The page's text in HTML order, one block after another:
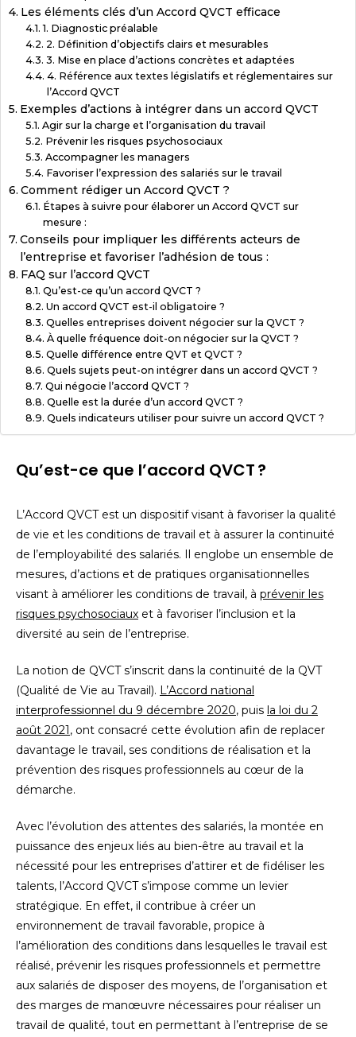
Les éléments clés d’un Accord QVCT efficace
1. Diagnostic préalable
2. Définition d’objectifs clairs et mesurables
3. Mise en place d’actions concrètes et adaptées
4. Référence aux textes législatifs et réglementaires sur
l’Accord QVCT
Exemples d’actions à intégrer dans un accord QVCT
Agir sur la charge et l’organisation du travail
Prévenir les risques psychosociaux
Accompagner les managers
Favoriser l’expression des salariés sur le travail
Comment rédiger un Accord QVCT ?
Étapes à suivre pour élaborer un Accord QVCT sur
mesure :
Conseils pour impliquer les différents acteurs de
l’entreprise et favoriser l’adhésion de tous :
FAQ sur l’accord QVCT
Qu’est-ce qu’un accord QVCT ?
Un accord QVCT est-il obligatoire ?
Quelles entreprises doivent négocier sur la QVCT ?
À quelle fréquence doit-on négocier sur la QVCT ?
Quelle différence entre QVT et QVCT ?
Quels sujets peut-on intégrer dans un accord QVCT ?
Qui négocie l’accord QVCT ?
Quelle est la durée d’un accord QVCT ?
Quels indicateurs utiliser pour suivre un accord QVCT ?
Qu’est-ce que l’accord QVCT ?
L’Accord QVCT est un dispositif visant à favoriser la qualité
de vie et les conditions de travail et à assurer la continuité
de l’employabilité des salariés. Il englobe un ensemble de
mesures, d’actions et de pratiques organisationnelles
visant à améliorer les conditions de travail, à prévenir les
risques psychosociaux et à favoriser l’inclusion et la
diversité au sein de l’entreprise.
La notion de QVCT s’inscrit dans la continuité de la QVT
(Qualité de Vie au Travail). L’Accord national
interprofessionnel du 9 décembre 2020, puis la loi du 2
août 2021, ont consacré cette évolution afin de replacer
davantage le travail, ses conditions de réalisation et la
prévention des risques professionnels au cœur de la
démarche.
Avec l’évolution des attentes des salariés, la montée en
puissance des enjeux liés au bien-être au travail et la
nécessité pour les entreprises d’attirer et de fidéliser les
talents, l’Accord QVCT s’impose comme un levier
stratégique. En effet, il contribue à créer un
environnement de travail favorable, propice à
l’amélioration des conditions dans lesquelles le travail est
réalisé, prévenir les risques professionnels et permettre
aux salariés de disposer des moyens, de l’organisation et
des marges de manœuvre nécessaires pour réaliser un
travail de qualité, tout en permettant à l’entreprise de se